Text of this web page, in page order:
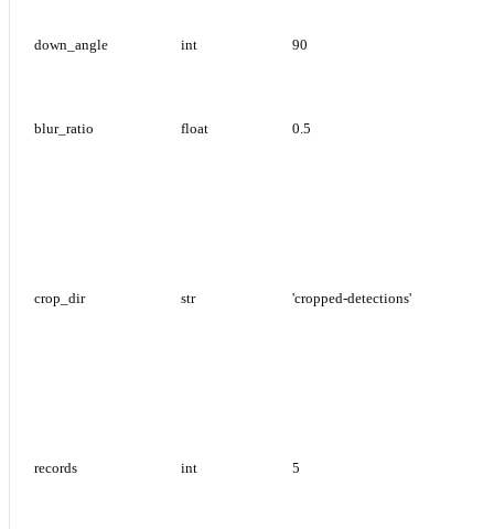
down_angle int 90
blur_ratio float 0.5
crop_dir str 'cropped-detections'
records int 5